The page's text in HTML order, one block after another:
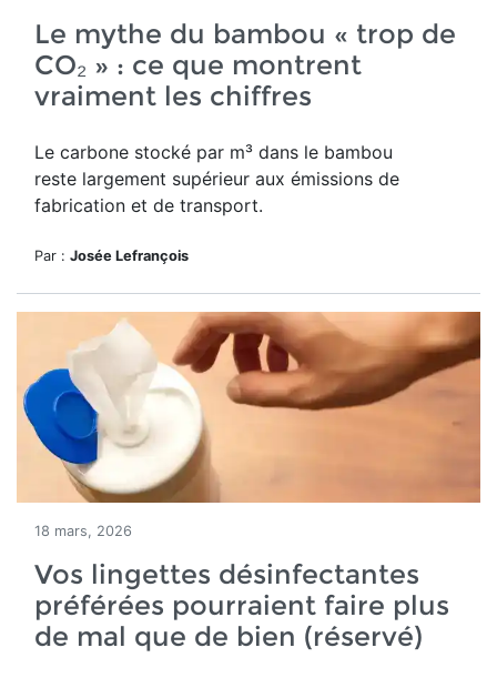
Le mythe du bambou « trop de
CO₂ » : ce que montrent
vraiment les chiffres
Le carbone stocké par m³ dans le bambou
reste largement supérieur aux émissions de
fabrication et de transport.
Par : Josée Lefrançois
18 mars, 2026
Vos lingettes désinfectantes
préférées pourraient faire plus
de mal que de bien (réservé)